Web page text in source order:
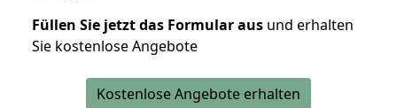
Füllen Sie jetzt das Formular aus und erhalten
Sie kostenlose Angebote
Kostenlose Angebote erhalten